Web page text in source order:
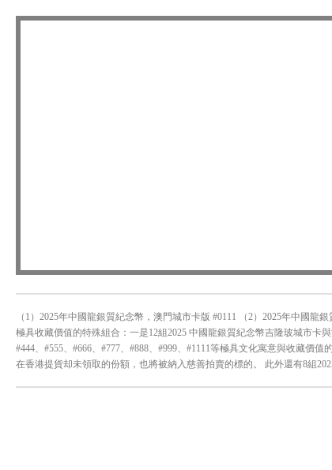
（1）2025年中國龍銀質紀念幣，澳門城市卡版 #0111 （2）2025年中國
極具收藏價值的特殊組合：一是12組2025 中國龍銀質紀念幣吉隆玻城市卡
#444、#555、#666、#777、#888、#999、#1111等極具文化寓意與收藏價
在香港提貨却未領取的份額，也將被納入慈善拍賣的標的。 此外還有8組